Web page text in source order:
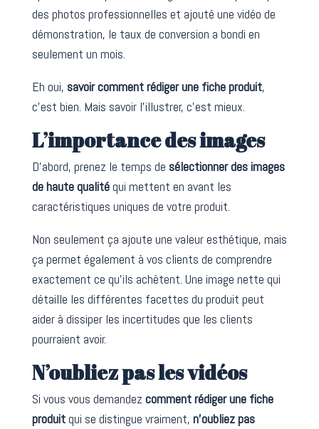
des photos professionnelles et ajouté une vidéo de
démonstration, le taux de conversion a bondi en
seulement un mois.
Eh oui, savoir comment rédiger une fiche produit,
c’est bien. Mais savoir l’illustrer, c’est mieux.
L’importance des images
D’abord, prenez le temps de sélectionner des images
de haute qualitéqui mettent en avant les
caractéristiques uniques de votre produit.
Non seulement ça ajoute une valeur esthétique, mais
ça permet également à vos clients de comprendre
exactement ce qu’ils achètent. Une image nette qui
détaille les différentes facettes du produit peut
aider à dissiper les incertitudes que les clients
pourraient avoir.
N’oubliez pas les vidéos
Si vous vous demandez comment rédiger une fiche
produitqui se distingue vraiment, n’oubliez pas